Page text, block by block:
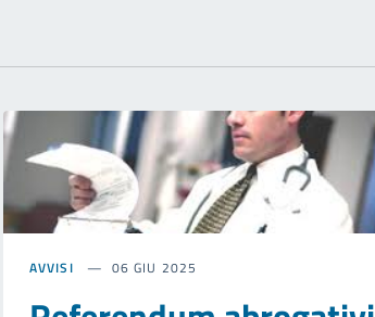
AVVISI 06 GIU 2025